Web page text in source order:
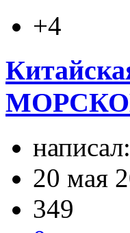
+4
написал:
20 мая
349